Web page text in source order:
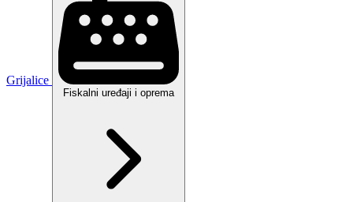
Grijalice
Fiskalni uređaji i oprema